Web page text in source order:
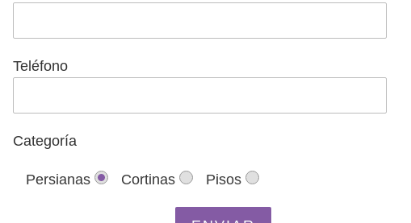
Teléfono
Categoría
Persianas Cortinas Pisos